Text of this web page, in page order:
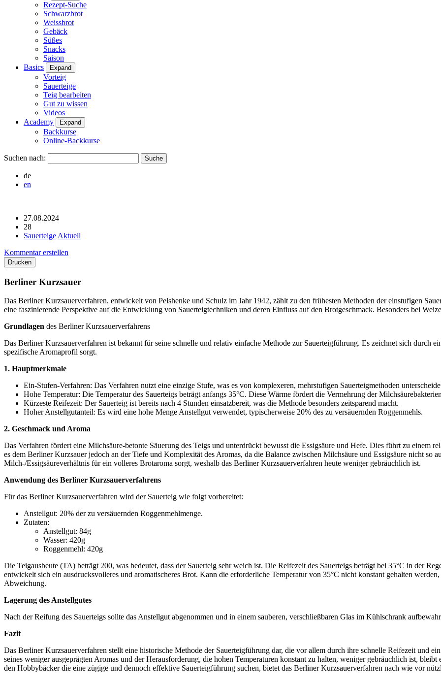
Rezept-Suche
Schwarzbrot
Weissbrot
Gebäck
Süßes
Snacks
Saison
Basics
Expand
Vorteig
Sauerteige
Teig bearbeiten
Gut zu wissen
Videos
Academy
Expand
Backkurse
Online-Backkurse
Suchen nach:
de
en
27.08.2024
28
Sauerteige Aktuell
Kommentar erstellen
Drucken
Berliner Kurzsauer
Das Berliner Kurzsauerverfahren, entwickelt von Pelshenke und Schulz im Jahr 1942, zählt zu den frühesten Methoden der einstufigen
eine faszinierende Perspektive auf die Entwicklung von Sauerteigtechniken und deren Einfluss auf den Brotgeschmack. Besonders bei
Grundlagen des Berliner Kurzsauerverfahrens
Das Berliner Kurzsauerverfahren ist bekannt für seine schnelle und relativ einfache Methode zur Sauerteigführung. Es zeichnet sich durch
spezifische Aromaprofil sorgt.
1. Hauptmerkmale
Ein-Stufen-Verfahren: Das Verfahren nutzt eine einzige Stufe, was es von komplexeren, mehrstufigen Sauerteigmethoden
Hohe Temperatur: Die Temperatur des Sauerteigs beträgt anfangs 35°C. Diese Wärme fördert die Vermehrung der
Kürzeste Reifezeit: Der Sauerteig ist bereits nach 4 Stunden einsatzbereit, was die Methode besonders zeitsparend macht.
Hoher Anstellgutanteil: Es wird eine hohe Menge Anstellgut verwendet, typischerweise 20% des zu versäuernden Roggenmehls.
2. Geschmack und Aroma
Das Verfahren fördert eine Milchsäure-betonte Säuerung des Teigs und unterdrückt bewusst die Essigsäure und Hefe. Dies führt zu einem
es dem Berliner Kurzsauer jedoch an der Tiefe und Komplexität des Aromas, da die Balance zwischen Milchsäure und Essigsäure nicht so
Milch-/Essigsäureverhältnis für ein volleres Brotaroma sorgt, weshalb das Berliner Kurzsauerverfahren heute weniger gebräuchlich ist.
Anwendung des Berliner Kurzsauerverfahrens
Für das Berliner Kurzsauerverfahren wird der Sauerteig wie folgt vorbereitet:
Anstellgut: 20% der zu versäuernden Roggenmehlmenge.
Zutaten:
Anstellgut: 84g
Wasser: 420g
Roggenmehl: 420g
Die Teigausbeute (TA) beträgt 200, was bedeutet, dass der Sauerteig sehr weich ist. Die Reifezeit des Sauerteigs beträgt bei 35°C in der
entwickelt sich ein ausdrucksvolleres und aromatischeres Brot. Kann die erforderliche Temperatur von 35°C nicht konstant gehalten
Abweichung.
Lagerung des Anstellgutes
Nach der Reifung des Sauerteigs sollte das Anstellgut abgenommen und in einem sauberen, verschließbaren Glas im Kühlschrank
Fazit
Das Berliner Kurzsauerverfahren stellt eine historische Methode der Sauerteigführung dar, die vor allem durch ihre schnelle Reifezeit und
seines weniger ausgeprägten Aromas und der Herausforderung, die hohen Temperaturen konstant zu halten, weniger gebräuchlich ist,
den Hobbybäcker die eine zügige und dennoch effektive Sauerteigführung suchen, bietet das Berliner Kurzsauerverfahren nach wie vor